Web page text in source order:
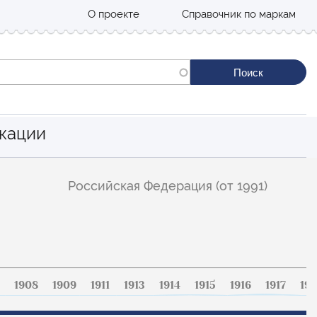
О проекте Справочник по маркам
Российская Федерация (от 1991)
1908 1909 1911 1913 1914 1915 1916 1917